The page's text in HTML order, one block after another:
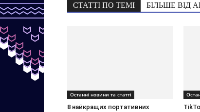
СТАТТІ ПО ТЕМІ БІЛЬШЕ ВІД
Останні новини та статті
8 найкращих портативних